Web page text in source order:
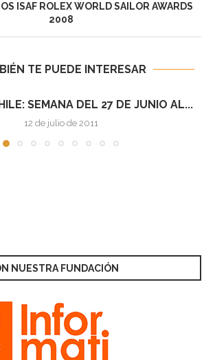
ISAF ROLEX WORLD SAILOR AWARDS
2008
TE PUEDE INTERESAR
CHILE: SEMANA DEL 4 AL 10 DE...
12 de julio de 2011
NUESTRA FUNDACIÓN